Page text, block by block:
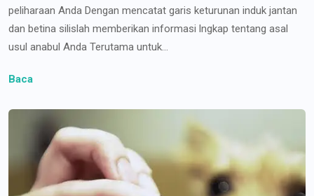
peliharaan Anda Dengan mencatat garis keturunan induk jantan
dan betina silislah memberikan informasi lngkap tentang asal
usul anabul Anda Terutama untuk...
Baca